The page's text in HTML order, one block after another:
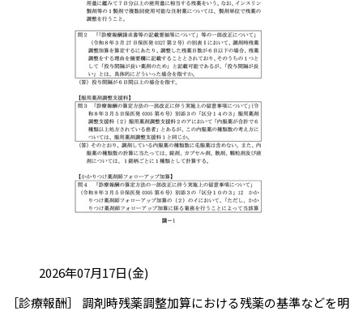
投稿日:2026年07月17日(金)
［診療報酬］ 調剤時残薬調整加算における残薬の基準などを明